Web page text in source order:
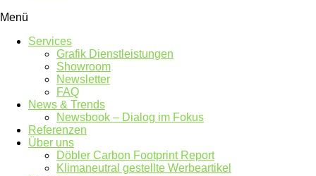
Menü
Services
Grafik Dienstleistungen
Showroom
Newsletter
FAQ
News & Trends
Newsbook – Dialog im Fokus
Referenzen
Über uns
Döbler Carbon Footprint Report
Klimaneutral gestellte Werbeartikel